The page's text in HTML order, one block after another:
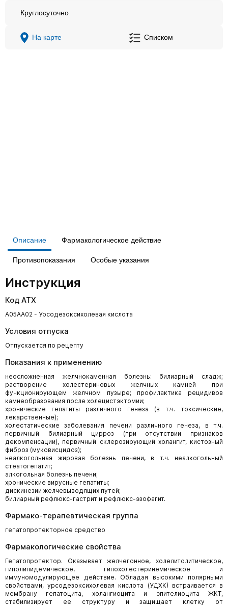
Круглосуточно
На карте Списком
Описание Фармакологическое действие
Противопоказания Особые указания
Инструкция
Код АТХ
A05AA02 - Урсодезоксихолевая кислота
Условия отпуска
Отпускается по рецепту
Показания к применению
неосложненная желчнокаменная болезнь: билиарный сладж;
растворение холестериновых желчных камней при
функционирующем желчном пузыре; профилактика рецидивов
камнеобразования после холецистэктомии;
хронические гепатиты различного генеза (в т.ч. токсические,
лекарственные);
холестатические заболевания печени различного генеза, в т.ч.
первичный билиарный цирроз (при отсутствии признаков
декомпенсации), первичный склерозирующий холангит, кистозный
фиброз (муковисцидоз);
неалкогольная жировая болезнь печени, в т.ч. неалкогольный
стеатогепатит;
алкогольная болезнь печени;
хронические вирусные гепатиты;
дискинезии желчевыводящих путей;
билиарный рефлюкс-гастрит и рефлюкс-эзофагит.
Фармако-терапевтическая группа
гепатопротекторное средство
Фармакологические свойства
Гепатопротектор. Оказывает желчегонное, холелитолитическое,
гиполипидемическое, гипохолестеринемическое и
иммуномодулирующее действие. Обладая высокими полярными
свойствами, урсодезоксихолевая кислота (УДХК) встраивается в
мембрану гепатоцита, холангиоцита и эпителиоцита ЖКТ,
стабилизирует ее структуру и защищает клетку от